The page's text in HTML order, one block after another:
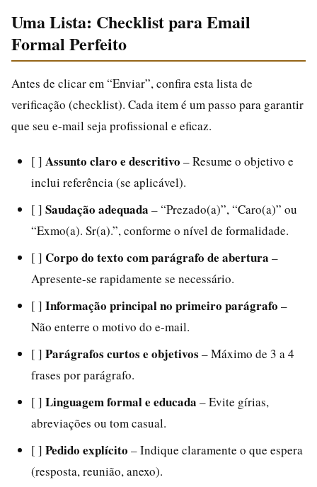
Uma Lista: Checklist para Email
Formal Perfeito
Antes de clicar em “Enviar”, confira esta lista de
verificação (checklist). Cada item é um passo para garantir
que seu e-mail seja profissional e eficaz.
[ ] Assunto claro e descritivo – Resume o objetivo e
inclui referência (se aplicável).
[ ] Saudação adequada – “Prezado(a)”, “Caro(a)” ou
“Exmo(a). Sr(a).”, conforme o nível de formalidade.
[ ] Corpo do texto com parágrafo de abertura –
Apresente-se rapidamente se necessário.
[ ] Informação principal no primeiro parágrafo –
Não enterre o motivo do e-mail.
[ ] Parágrafos curtos e objetivos – Máximo de 3 a 4
frases por parágrafo.
[ ] Linguagem formal e educada – Evite gírias,
abreviações ou tom casual.
[ ] Pedido explícito – Indique claramente o que espera
(resposta, reunião, anexo).